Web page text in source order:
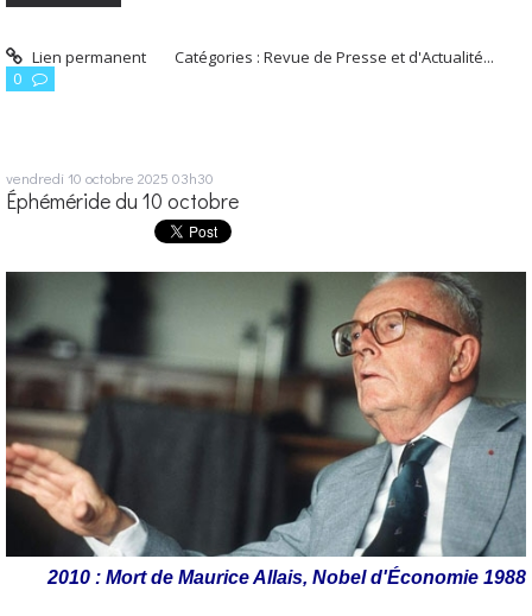
Lien permanent Catégories :Revue de Presse et d'Actualité...
0
vendredi 10 octobre 2025 03h30
Éphéméride du 10 octobre
2010 : Mort de Maurice Allais, Nobel d'Économie 1988